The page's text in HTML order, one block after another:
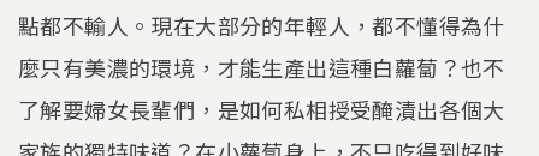
點都不輸人。現在大部分的年輕人，都不懂得為什
麼只有美濃的環境，才能生產出這種白蘿蔔？也不
了解要婦女長輩們，是如何私相授受醃漬出各個大